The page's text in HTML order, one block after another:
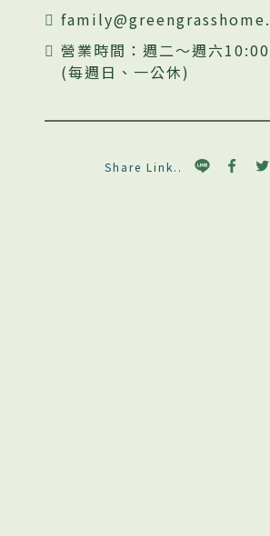
營業時間：週二～週六
(每週日、一公休)
Share Link..